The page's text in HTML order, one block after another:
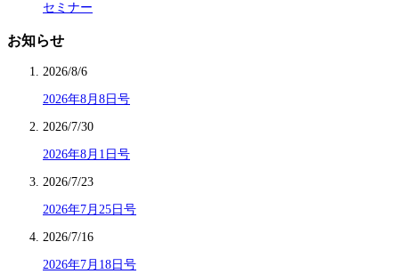
セミナー
お知らせ
2026/8/6
2026年8月8日号
2026/7/30
2026年8月1日号
2026/7/23
2026年7月25日号
2026/7/16
2026年7月18日号